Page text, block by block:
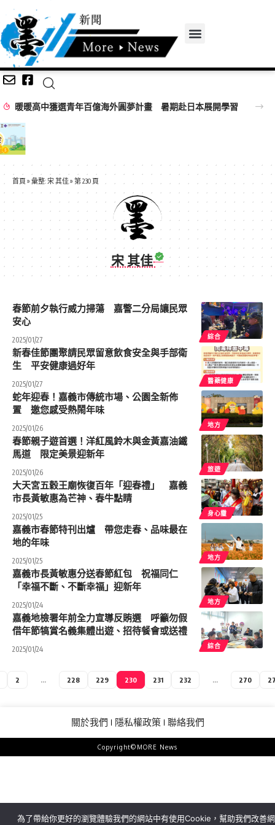
暖暖高中獲選青年百億海外圓夢計畫 暑期赴日本展開學習
首頁 » 彙整: 宋 其佳» 第 230 頁
宋 其佳
綜合
春節前夕執行威力掃蕩 嘉警二分局讓民眾
安心
2025/01/27
醫藥健康
新春佳節團聚請民眾留意飲食安全與手部衛
生 平安健康過好年
2025/01/27
地方
蛇年迎春！嘉義市傳統市場、公園全新佈
置 邀您感受熱鬧年味
2025/01/26
旅遊
春節親子遊首選！洋紅風鈴木與金黃嘉油鐵
馬道 限定美景迎新年
2025/01/26
身心𩆜
大天宮五穀王廟恢復百年「迎春禮」 嘉義
市長黃敏惠為芒神、春牛點睛
2025/01/25
地方
嘉義市春節特刊出爐 帶您走春、品味最在
地的年味
2025/01/25
地方
嘉義市長黃敏惠分送春節紅包 祝福同仁
「幸福不斷、不斷幸福」迎新年
2025/01/24
綜合
嘉義地檢署年前全力宣導反賄選 呼籲勿假
借年節犒賞名義集體出遊、招待餐會或送禮
2025/01/24
2 ... 228 229 230 231 232 ... 270
關於我們 隱私權政策 聯絡我們
Copyright©MORE News
為了帶給你更好的瀏覽體驗我們的網站中有使用Cookie，幫助我們改善